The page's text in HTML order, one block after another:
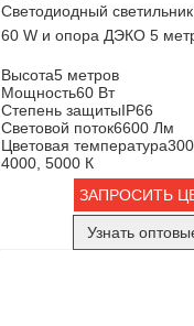
Светодиодный
60 W и опора ДЭКО 5
Высота5 метров
Мощность60 Вт
Степень защитыIP66
Световой поток6600 Лм
Цветовая температура
4000, 5000 К
ЗАПРОСИТЬ
Узнать